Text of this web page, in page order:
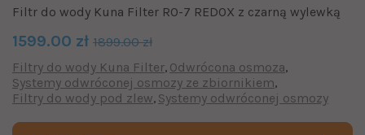
Filtr do wody Kuna Filter RO-7 REDOX z czarną wylewką
1599.00 zł 1899.00 zł
Filtry do wody Kuna Filter Odwrócona osmoza
Systemy odwróconej osmozy ze zbiornikiem
Filtry do wody pod zlew Systemy odwróconej osmozy